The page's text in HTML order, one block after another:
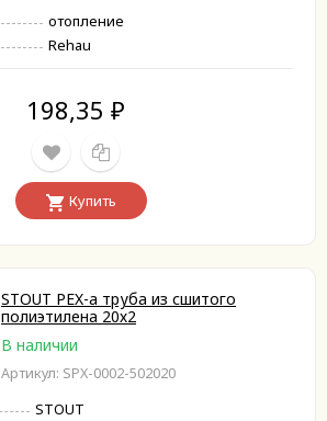
отопление
Rehau
198,35 ₽
Купить
STOUT PEX-a труба из сшитого
полиэтилена 20х2
В наличии
Артикул: SPX-0002-502020
STOUT